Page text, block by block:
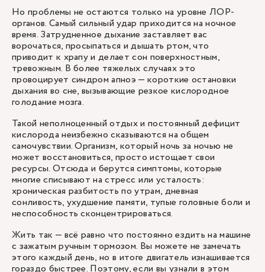
Но проблемы не остаются только на уровне ЛОР-
органов. Самый сильный удар приходится на ночное
время. Затрудненное дыхание заставляет вас
ворочаться, просыпаться и дышать ртом, что
приводит к храпу и делает сон поверхностным,
тревожным. В более тяжелых случаях это
провоцирует синдром апноэ — короткие остановки
дыхания во сне, вызывающие резкое кислородное
голодание мозга.
Такой неполноценный отдых и постоянный дефицит
кислорода неизбежно сказываются на общем
самочувствии. Организм, который ночь за ночью не
может восстановиться, просто истощает свои
ресурсы. Отсюда и берутся симптомы, которые
многие списывают на стресс или усталость:
хроническая разбитость по утрам, дневная
сонливость, ухудшение памяти, тупые головные боли и
неспособность сконцентрироваться.
Жить так — всё равно что постоянно ездить на машине
с зажатым ручным тормозом. Вы можете не замечать
этого каждый день, но в итоге двигатель изнашивается
гораздо быстрее. Поэтому, если вы узнали в этом